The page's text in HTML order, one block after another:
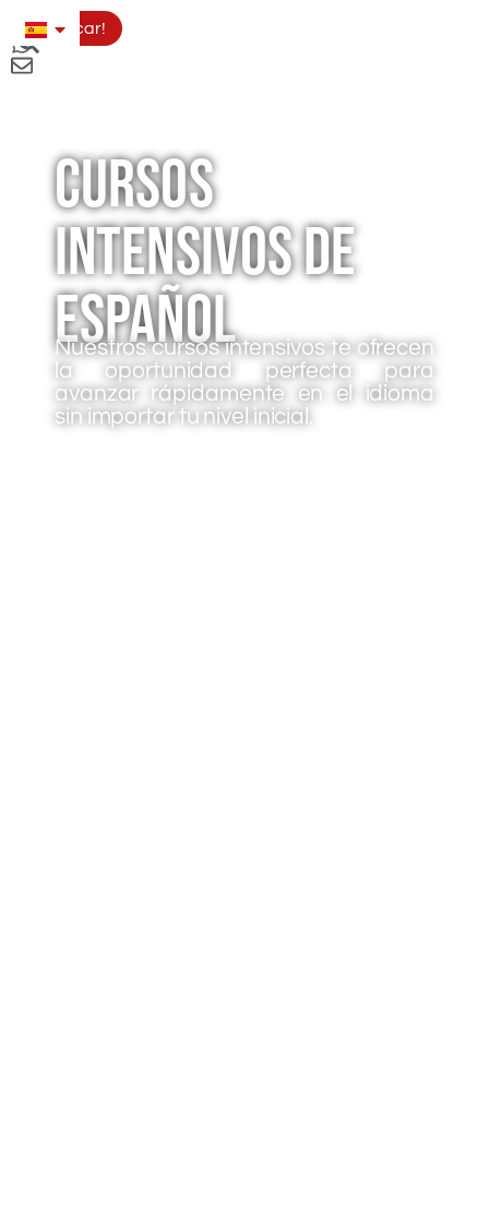
Aplicar!
Cursos
intensivos de
Español
Nuestros cursos intensivos te ofrecen
la oportunidad perfecta para
avanzar rápidamente en el idioma
sin importar tu nivel inicial.